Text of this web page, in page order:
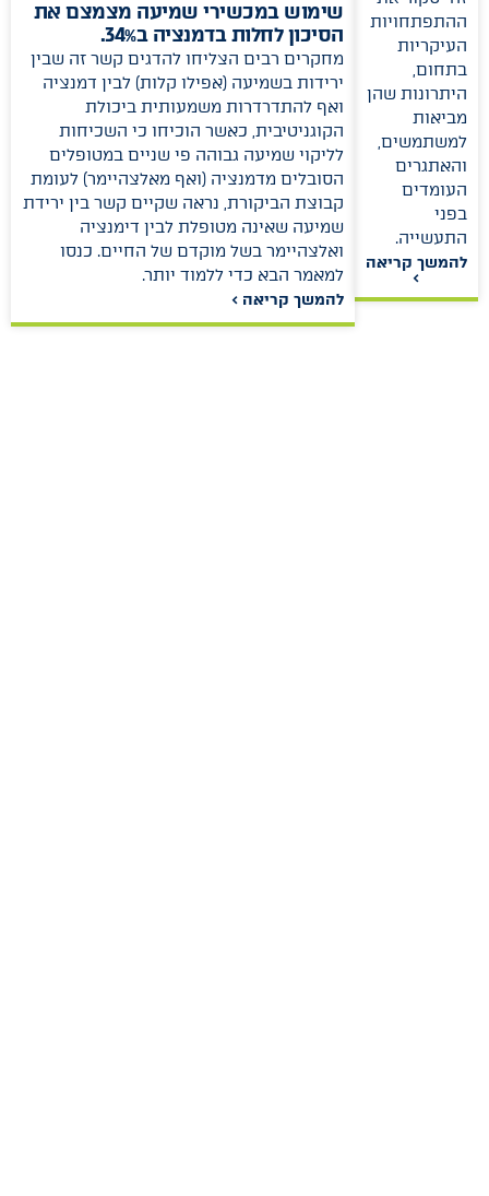
ההתפתחויות
העיקריות
בתחום,
היתרונות שהן
מביאות
למשתמשים,
והאתגרים
העומדים
בפני
התעשייה.
להמשך קריאה
>
שימוש במכשירי שמיעה מצמצם את
הסיכון לחלות בדמנציה ב34%.
מחקרים רבים הצליחו להדגים קשר זה שבין
ירידות בשמיעה (אפילו קלות) לבין דמנציה
ואף להתדרדרות משמעותית ביכולת
הקוגניטיבית, כאשר הוכיחו כי השכיחות
לליקוי שמיעה גבוהה פי שניים במטופלים
הסובלים מדמנציה (ואף מאלצהיימר) לעומת
קבוצת הביקורת, נראה שקיים קשר בין ירידת
שמיעה שאינה מטופלת לבין דימנציה
ואלצהיימר בשל מוקדם של החיים. כנסו
למאמר הבא כדי ללמוד יותר.
להמשך קריאה >